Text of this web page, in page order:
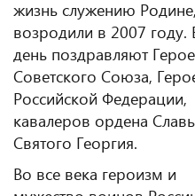
жизнь служению Родине,
возродили в 2007 году.
день поздравляют
Советского Союза,
Российской Федерации,
кавалеров ордена
Святого Георгия.
Во все века героизм и